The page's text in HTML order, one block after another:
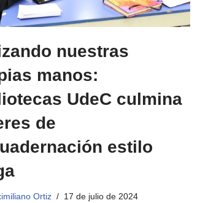
nuestras
manos:
UdeC culmina
de
estilo
Ortiz 17 de julio de 2024